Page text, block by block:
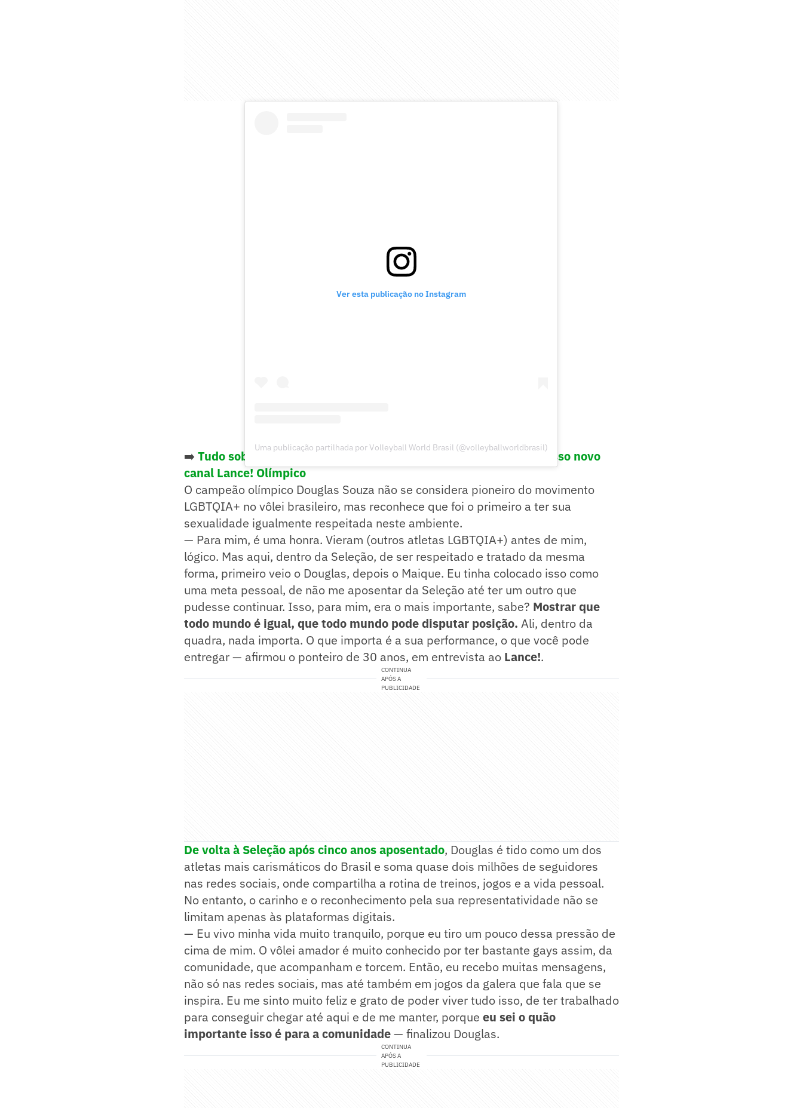
Ver esta publicação no Instagram
Uma publicação partilhada por Volleyball World Brasil (@volleyballworldbrasil)
➡️ Tudo sobre os esportes olímpicos agora no WhatsApp. Siga o nosso novo
canal Lance! Olímpico
O campeão olímpico Douglas Souza não se considera pioneiro do movimento
LGBTQIA+ no vôlei brasileiro, mas reconhece que foi o primeiro a ter sua
sexualidade igualmente respeitada neste ambiente.
— Para mim, é uma honra. Vieram (outros atletas LGBTQIA+) antes de mim,
lógico. Mas aqui, dentro da Seleção, de ser respeitado e tratado da mesma
forma, primeiro veio o Douglas, depois o Maique. Eu tinha colocado isso como
uma meta pessoal, de não me aposentar da Seleção até ter um outro que
pudesse continuar. Isso, para mim, era o mais importante, sabe? Mostrar que
todo mundo é igual, que todo mundo pode disputar posição. Ali, dentro da
quadra, nada importa. O que importa é a sua performance, o que você pode
entregar — afirmou o ponteiro de 30 anos, em entrevista ao Lance!.
CONTINUA
APÓS A
PUBLICIDADE
De volta à Seleção após cinco anos aposentado, Douglas é tido como um dos
atletas mais carismáticos do Brasil e soma quase dois milhões de seguidores
nas redes sociais, onde compartilha a rotina de treinos, jogos e a vida pessoal.
No entanto, o carinho e o reconhecimento pela sua representatividade não se
limitam apenas às plataformas digitais.
— Eu vivo minha vida muito tranquilo, porque eu tiro um pouco dessa pressão de
cima de mim. O vôlei amador é muito conhecido por ter bastante gays assim, da
comunidade, que acompanham e torcem. Então, eu recebo muitas mensagens,
não só nas redes sociais, mas até também em jogos da galera que fala que se
inspira. Eu me sinto muito feliz e grato de poder viver tudo isso, de ter trabalhado
para conseguir chegar até aqui e de me manter, porque eu sei o quão
importante isso é para a comunidade— finalizou Douglas.
CONTINUA
APÓS A
PUBLICIDADE